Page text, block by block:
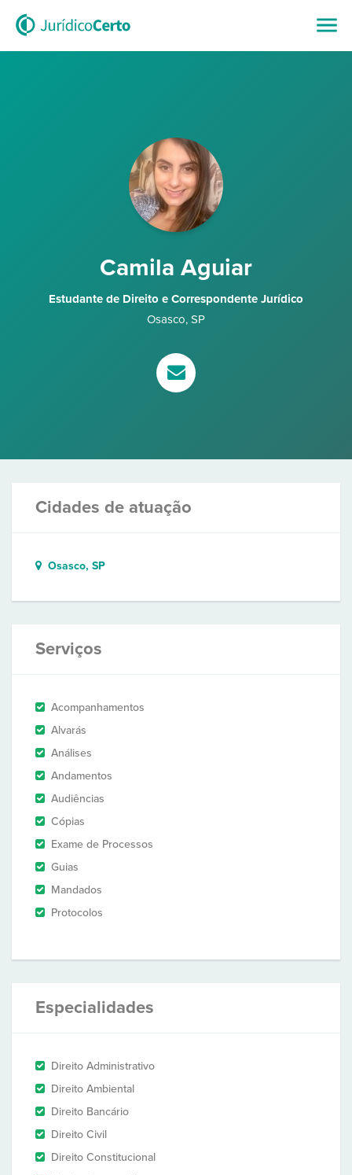
Camila Aguiar
Estudante de Direito e Correspondente Jurídico
Osasco, SP
Cidades de atuação
Osasco, SP
Serviços
Acompanhamentos
Alvarás
Análises
Andamentos
Audiências
Cópias
Exame de Processos
Guias
Mandados
Protocolos
Especialidades
Direito Administrativo
Direito Ambiental
Direito Bancário
Direito Civil
Direito Constitucional